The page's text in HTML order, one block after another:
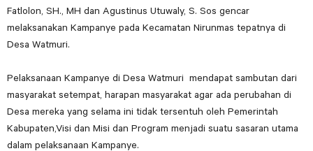
Fatlolon, SH., MH dan Agustinus Utuwaly, S. Sos gencar
melaksanakan Kampanye pada Kecamatan Nirunmas tepatnya di
Desa Watmuri.
Pelaksanaan Kampanye di Desa Watmuri mendapat sambutan dari
masyarakat setempat, harapan masyarakat agar ada perubahan di
Desa mereka yang selama ini tidak tersentuh oleh Pemerintah
Kabupaten,Visi dan Misi dan Program menjadi suatu sasaran utama
dalam pelaksanaan Kampanye.